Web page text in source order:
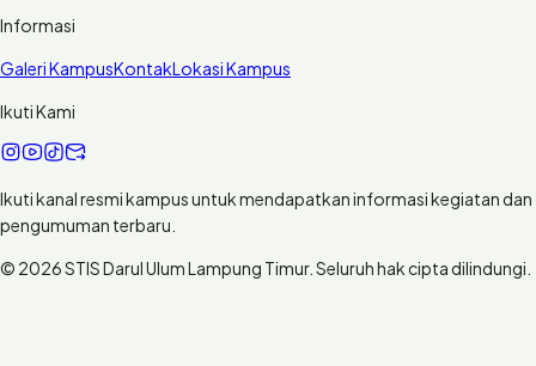
Informasi
Galeri KampusKontakLokasi Kampus
Ikuti Kami
Ikuti kanal resmi kampus untuk mendapatkan informasi kegiatan dan
pengumuman terbaru.
© 2026 STIS Darul Ulum Lampung Timur. Seluruh hak cipta dilindungi.